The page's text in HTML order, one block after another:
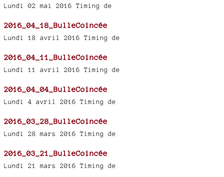
Lundi 02 mai 2016 Timing de
2016_04_18_BulleCoincée
Lundi 18 avril 2016 Timing de
2016_04_11_BulleCoincée
Lundi 11 avril 2016 Timing de
2016_04_04_BulleCoincée
Lundi 4 avril 2016 Timing de
2016_03_28_BulleCoincée
Lundi 28 mars 2016 Timing de
2016_03_21_BulleCoincée
Lundi 21 mars 2016 Timing de